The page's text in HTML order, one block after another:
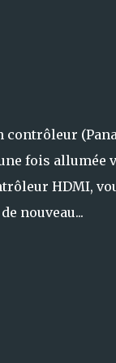
fois allumée
HDMI,
nouveau...